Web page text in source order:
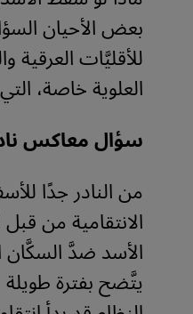
بعض الأحيان
للأقليَّات العرقية
العلوية خاصة،
سؤال معاكس
من النادر جدًا
الانتقامية من
الأسد ضدَّ السكَّان
يتَّضح بفترة